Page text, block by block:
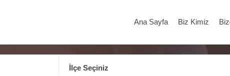
Ana Sayfa Biz Kimiz
İlçe Seçiniz